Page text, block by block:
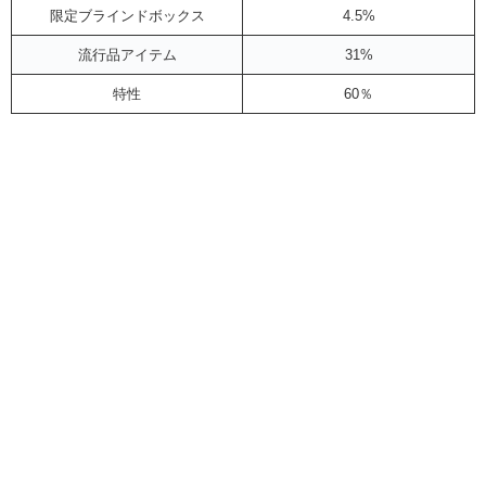
限定ブラインドボックス 4.5%
流行品アイテム 31%
特性 60％